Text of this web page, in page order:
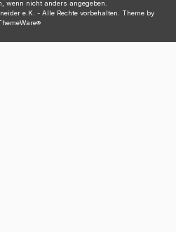
wenn nicht anders angegeben.
e.K. - Alle Rechte vorbehalten. Theme by